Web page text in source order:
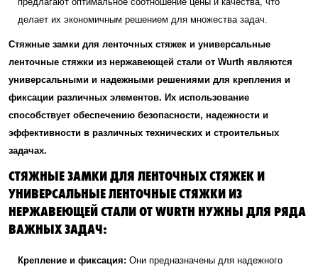
делает их экономичным решением для множества задач.
Стяжные замки для ленточных стяжек и универсальные
ленточные стяжки из нержавеющей стали от Wurth являются
универсальными и надежными решениями для крепления и
фиксации различных элементов. Их использование
способствует обеспечению безопасности, надежности и
эффективности в различных технических и строительных
задачах.
СТЯЖНЫЕ ЗАМКИ ДЛЯ ЛЕНТОЧНЫХ СТЯЖЕК И
УНИВЕРСАЛЬНЫЕ ЛЕНТОЧНЫЕ СТЯЖКИ ИЗ
НЕРЖАВЕЮЩЕЙ СТАЛИ ОТ WURTH НУЖНЫ ДЛЯ РЯДА
ВАЖНЫХ ЗАДАЧ:
Крепление и фиксация: Они предназначены для надежного